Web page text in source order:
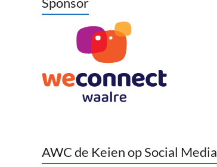
AWC de Keien op Social Media